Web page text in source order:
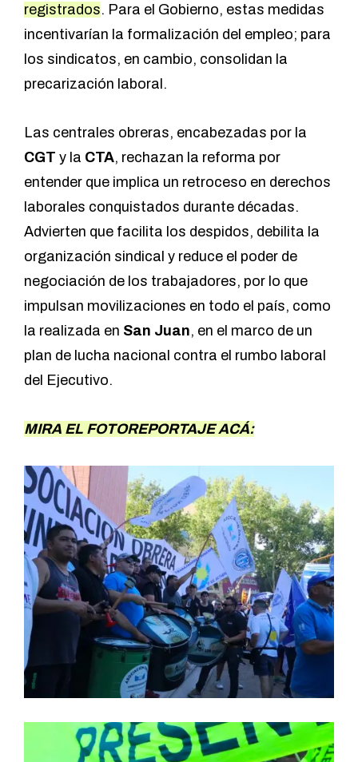
registrados. Para el Gobierno, estas medidas
incentivarían la formalización del empleo; para
los sindicatos, en cambio, consolidan la
precarización laboral.
Las centrales obreras, encabezadas por la
CGT y la CTA, rechazan la reforma por
entender que implica un retroceso en derechos
laborales conquistados durante décadas.
Advierten que facilita los despidos, debilita la
organización sindical y reduce el poder de
negociación de los trabajadores, por lo que
impulsan movilizaciones en todo el país, como
la realizada en San Juan, en el marco de un
plan de lucha nacional contra el rumbo laboral
del Ejecutivo.
MIRA EL FOTOREPORTAJE ACÁ: